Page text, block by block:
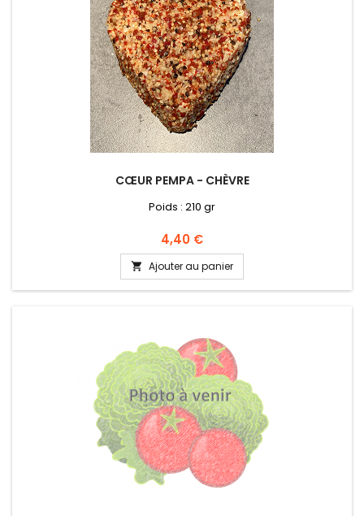
CŒUR PEMPA - CHÈVRE
Poids : 210 gr
Prix
4,40 €
 Ajouter au panier